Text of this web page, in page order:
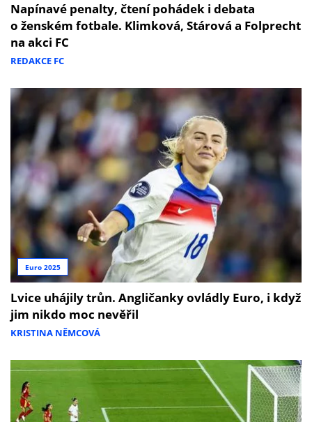
Napínavé penalty, čtení pohádek i debata
o ženském fotbale. Klimková, Stárová a Folprecht
na akci FC
REDAKCE FC
Euro 2025
Lvice uhájily trůn. Angličanky ovládly Euro, i když
jim nikdo moc nevěřil
KRISTINA NĚMCOVÁ